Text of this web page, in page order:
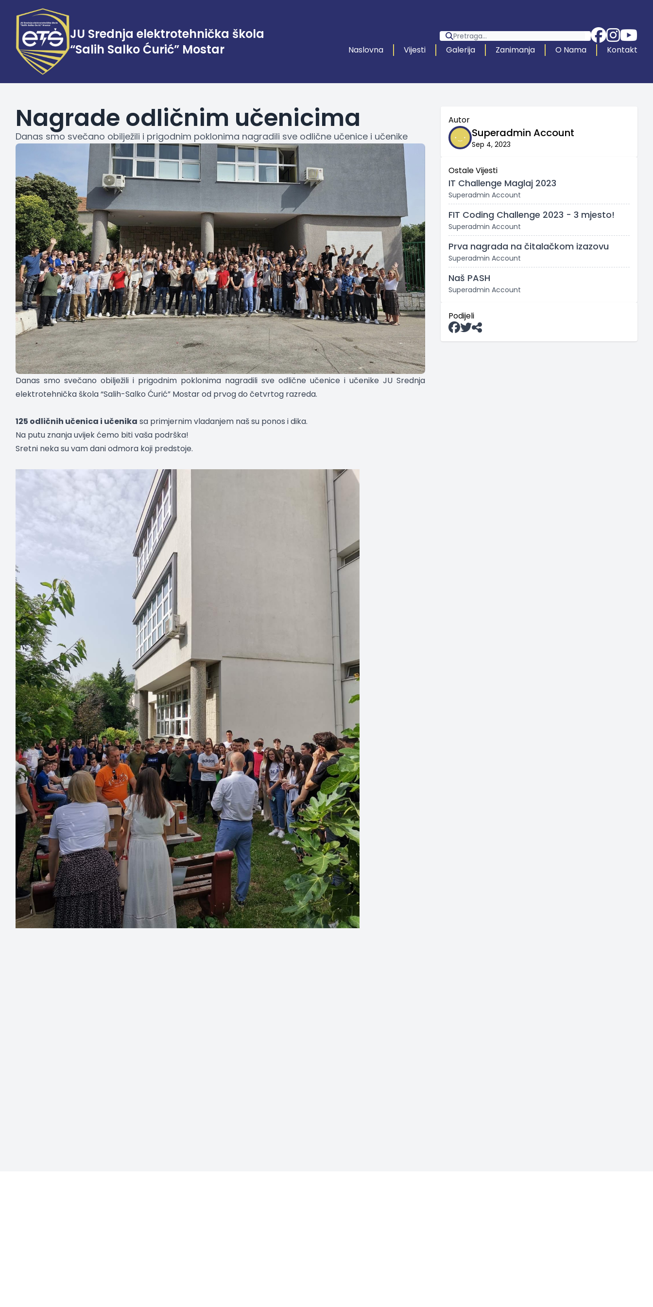
JU Srednja elektrotehnička škola
“Salih Salko Ćurić” Mostar
Naslovna Vijesti Galerija Zanimanja O Nama Kontakt
Nagrade odličnim učenicima
Danas smo svečano obilježili i prigodnim poklonima nagradili sve odlične učenice i učenike
Danas smo svečano obilježili i prigodnim poklonima nagradili sve odlične učenice i učenike JU Srednja
elektrotehnička škola “Salih-Salko Ćurić” Mostarod prvog do četvrtog razreda.
125 odličnih učenica i učenika sa primjernim vladanjem naš su ponos i dika.
Na putu znanja uvijek ćemo biti vaša podrška!
Sretni neka su vam dani odmora koji predstoje.
Autor
Superadmin Account
Sep 4, 2023
Ostale Vijesti
IT Challenge Maglaj 2023
Superadmin Account
FIT Coding Challenge 2023 - 3 mjesto!
Superadmin Account
Prva nagrada na čitalačkom izazovu
Superadmin Account
Naš PASH
Superadmin Account
Podijeli